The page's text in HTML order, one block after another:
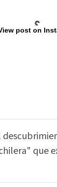
post on
que